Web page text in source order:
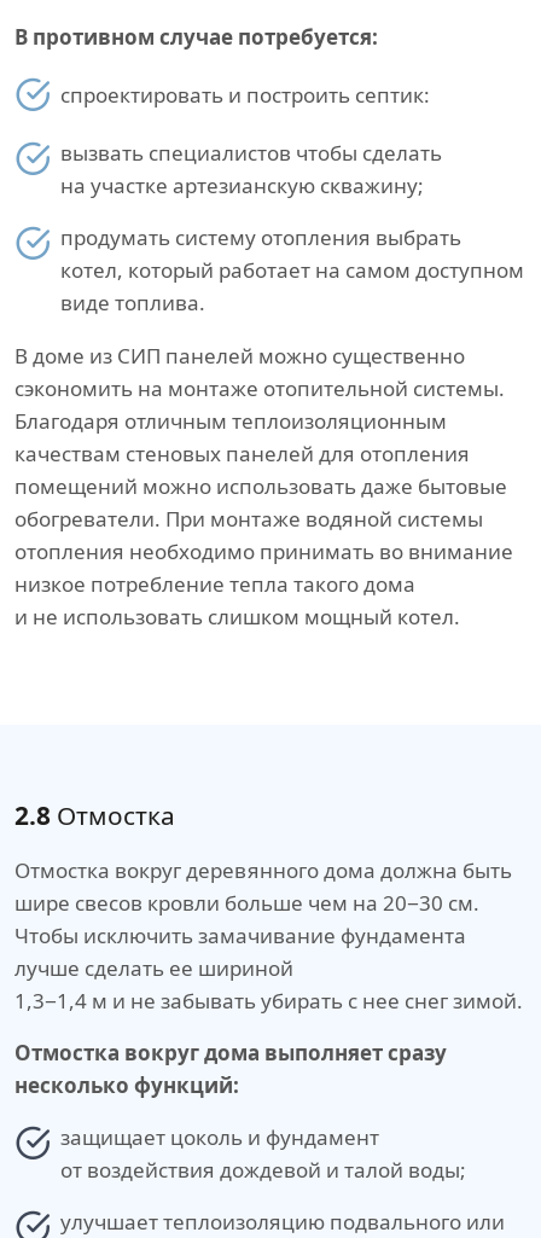
В противном случае потребуется:
спроектировать и построить септик:
вызвать специалистов чтобы сделать
на участке артезианскую скважину;
продумать систему отопления выбрать
котел, который работает на самом доступном
виде топлива.
В доме из СИП панелей можно существенно
сэкономить на монтаже отопительной системы.
Благодаря отличным теплоизоляционным
качествам стеновых панелей для отопления
помещений можно использовать даже бытовые
обогреватели. При монтаже водяной системы
отопления необходимо принимать во внимание
низкое потребление тепла такого дома
и не использовать слишком мощный котел.
2.8 Отмостка
Отмостка вокруг деревянного дома должна быть
шире свесов кровли больше чем на 20−30 см.
Чтобы исключить замачивание фундамента
лучше сделать ее шириной
1,3−1,4 м и не забывать убирать с нее снег зимой.
Отмостка вокруг дома выполняет сразу
несколько функций:
защищает цоколь и фундамент
от воздействия дождевой и талой воды;
улучшает теплоизоляцию подвального или